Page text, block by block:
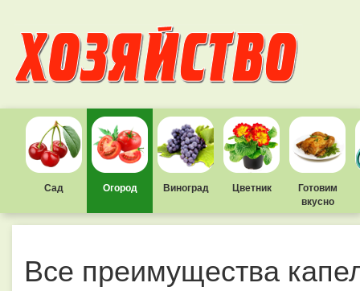
Сад Огород Виноград Цветник
Готовим
вкусно
Все преимущества